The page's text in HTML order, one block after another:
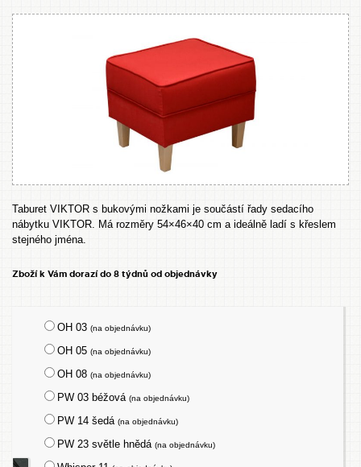
Taburet VIKTOR s bukovými nožkami je součástí řady sedacího
nábytku VIKTOR. Má rozměry 54×46×40 cm a ideálně ladí s křeslem
stejného jména.
Zboží k Vám dorazí do 8 týdnů od objednávky
OH 03(na objednávku)
OH 05(na objednávku)
OH 08(na objednávku)
PW 03 béžová(na objednávku)
PW 14 šedá(na objednávku)
PW 23 světle hnědá(na objednávku)